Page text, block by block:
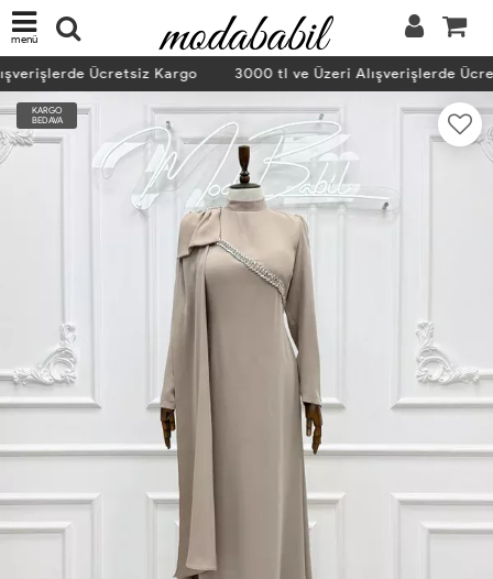
menü
Ücretsiz Kargo 3000 tl ve Üzeri Alışverişlerde
KARGO
BEDAVA